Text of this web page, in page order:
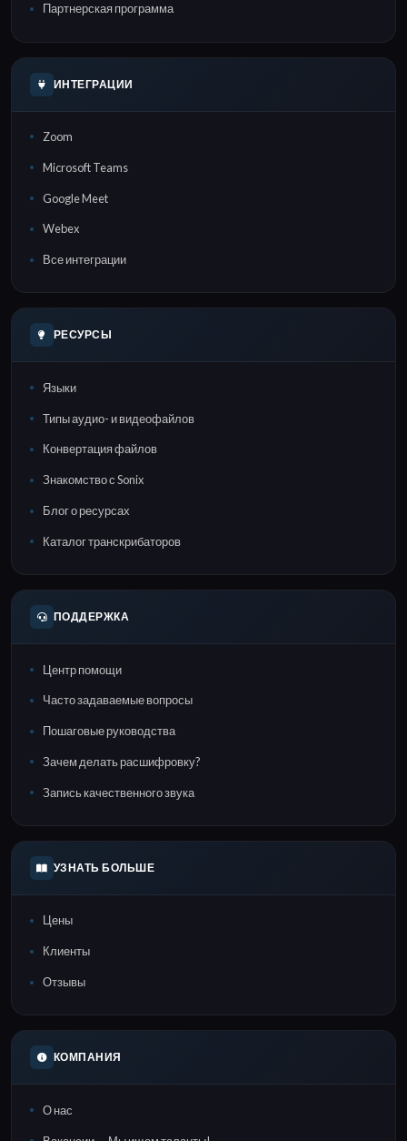
Партнерская программа
ИНТЕГРАЦИИ
Zoom
Microsoft Teams
Google Meet
Webex
Все интеграции
РЕСУРСЫ
Языки
Типы аудио- и видеофайлов
Конвертация файлов
Знакомство с Sonix
Блог о ресурсах
Каталог транскрибаторов
ПОДДЕРЖКА
Центр помощи
Часто задаваемые вопросы
Пошаговые руководства
Зачем делать расшифровку?
Запись качественного звука
УЗНАТЬ БОЛЬШЕ
Цены
Клиенты
Отзывы
КОМПАНИЯ
О нас